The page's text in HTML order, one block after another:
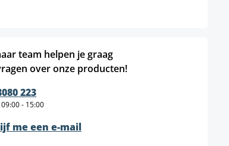
team helpen je graag
over onze producten!
223
- 15:00
me een e-mail